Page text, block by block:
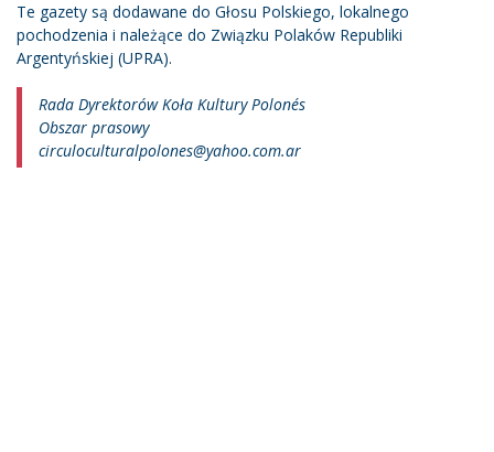
Te gazety są dodawane do Głosu Polskiego, lokalnego
pochodzenia i należące do Związku Polaków Republiki
Argentyńskiej (UPRA).
Rada Dyrektorów Koła Kultury Polonés
Obszar prasowy
circuloculturalpolones@yahoo.com.ar